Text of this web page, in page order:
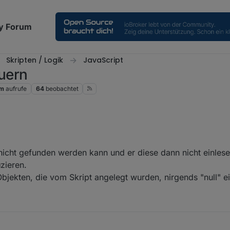
Forum
Skripten / Logik JavaScript
aufrufe 64 beobachtet
gefunden werden kann und er diese dann nicht
die vom Skript angelegt wurden, nirgends "null"